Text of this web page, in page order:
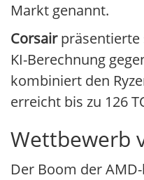
Markt genannt.
Corsairpräsentierte
KI-Berechnung
kombiniert den
erreicht bis zu 126
Wettbewerb
Der Boom der